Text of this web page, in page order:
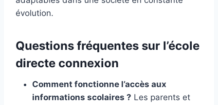
évolution.
Questions fréquentes sur l’école
directe connexion
Comment fonctionne l’accès aux
informations scolaires ? Les parents et